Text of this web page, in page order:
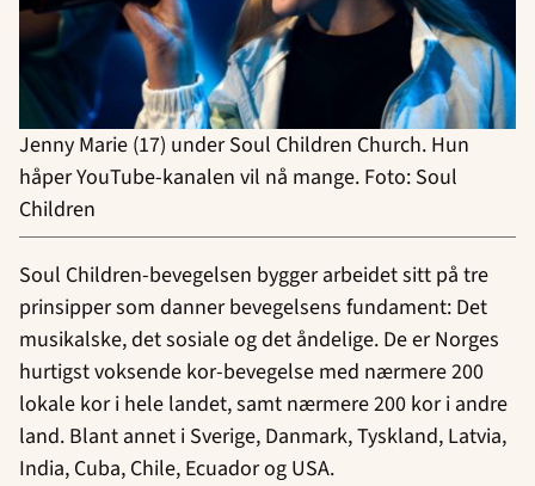
Jenny Marie (17) under Soul Children Church. Hun
håper YouTube-kanalen vil nå mange. Foto: Soul
Children
Soul Children-bevegelsen bygger arbeidet sitt på tre
prinsipper som danner bevegelsens fundament: Det
musikalske, det sosiale og det åndelige. De er Norges
hurtigst voksende kor-bevegelse med nærmere 200
lokale kor i hele landet, samt nærmere 200 kor i andre
land. Blant annet i Sverige, Danmark, Tyskland, Latvia,
India, Cuba, Chile, Ecuador og USA.